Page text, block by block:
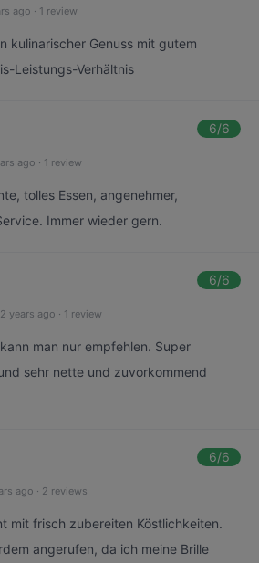
ago · 1 review
kulinarischer Genuss mit gutem
Leistungs-Verhältnis
6/6
ago · 1 review
tolles Essen, angenehmer,
Immer wieder gern.
6/6
2 years ago · 1 review
man nur empfehlen. Super
sehr nette und zuvorkommend
6/6
ago · 2 reviews
mit frisch zubereiten Köstlichkeiten.
angerufen, da ich meine Brille